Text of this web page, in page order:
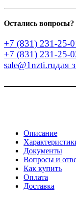
Остались
+7 (831) 231-25-
+7 (831) 231-25-
sale@1nzti.ruдля
Описание
Документы
Вопросы и
Как купить
Оплата
Доставка